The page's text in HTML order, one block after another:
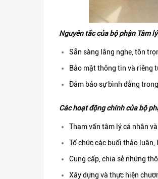
Nguyên tắc của bộ phận Tâm
Sẵn sàng lắng nghe, tôn
Bảo mật thông tin và riêng
Đảm bảo sự bình đẳng
Các hoạt động chính của bộ
Tham vấn tâm lý cá nhân
Tổ chức các buổi thảo
Cung cấp, chia sẻ những
Xây dựng và thực hiện